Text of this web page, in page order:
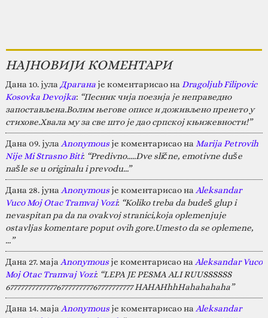
НАЈНОВИЈИ КОМЕНТАРИ
Дана 10. јула Драганаје коментарисао на Dragoljub Filipovic
Kosovka Devojka: “Песник чија поезија је неправедно
запостављена.Волим његове описе и доживљено пренето у
стихове.Хвала му за све што је дао српској књижевности!”
Дана 09. јула Anonymousје коментарисао на Marija Petrovih
Nije Mi Strasno Biti: “Predivno.....Dve slične, emotivne duše
našle se u originalu i prevodu...”
Дана 28. јуна Anonymousје коментарисао на Aleksandar
Vuco Moj Otac Tramvaj Vozi: “Koliko treba da budeš glup i
nevaspitan pa da na ovakvoj stranici,koja oplemenjuje
ostavljas komentare poput ovih gore.Umesto da se oplemene,
…”
Дана 27. маја Anonymousје коментарисао на Aleksandar Vuco
Moj Otac Tramvaj Vozi: “LEPA JE PESMA ALI RUUSSSSSS
67777777777777677777777767777777777 HAHAHhhHahahahaha”
Дана 14. маја Anonymousје коментарисао на Aleksandar